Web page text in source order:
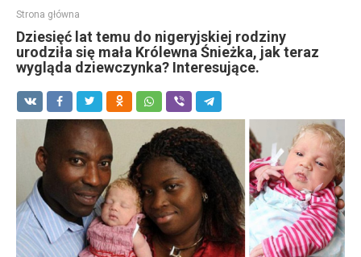
Strona główna
Dziesięć lat temu do nigeryjskiej rodziny
urodziła się mała Królewna Śnieżka, jak teraz
wygląda dziewczynka? Interesujące.